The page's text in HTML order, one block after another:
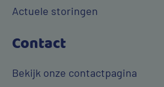
Actuele storingen
Contact
Bekijk onze contactpagina